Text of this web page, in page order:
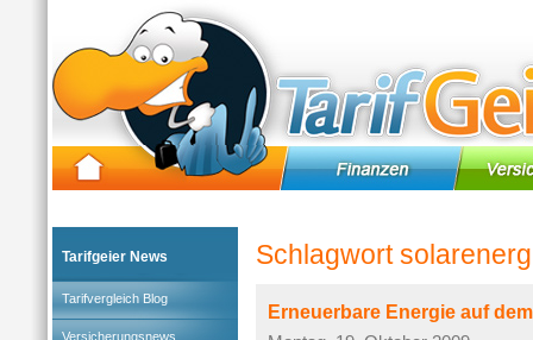
Tarifgeier News
Tarifvergleich Blog
Versicherungsnews
Schlagwort
Erneuerbare Energie auf